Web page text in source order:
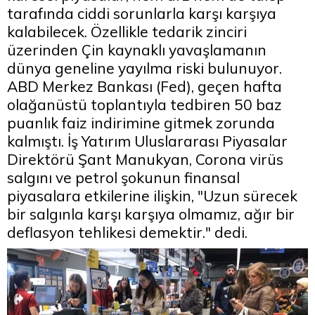
tarafında ciddi sorunlarla karşı karşıya
kalabilecek. Özellikle tedarik zinciri
üzerinden Çin kaynaklı yavaşlamanın
dünya geneline yayılma riski bulunuyor.
ABD Merkez Bankası (Fed), geçen hafta
olağanüstü toplantıyla tedbiren 50 baz
puanlık faiz indirimine gitmek zorunda
kalmıştı. İş Yatırım Uluslararası Piyasalar
Direktörü Şant Manukyan, Corona virüs
salgını ve petrol şokunun finansal
piyasalara etkilerine ilişkin, "Uzun sürecek
bir salgınla karşı karşıya olmamız, ağır bir
deflasyon tehlikesi demektir." dedi.